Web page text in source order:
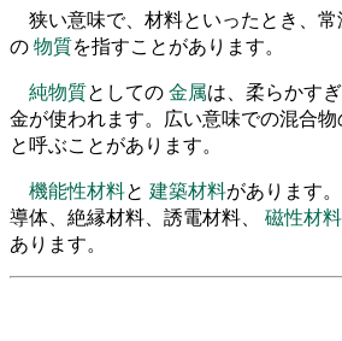
狭い意味で、材料といったとき、
の物質を指すことがあります。
純物質としての金属は、柔らかす
金が使われます。広い意味での混合
と呼ぶことがあります。
機能性材料と 建築材料があります。
導体、絶縁材料、誘電材料、 磁性材料
あります。